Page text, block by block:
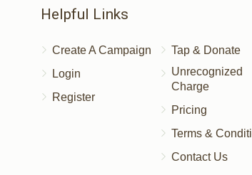
$18.00
$18.00
Helpful Links
Create A Campaign
Login
Register
Tap & Donate
Unrecognized
Charge
Pricing
Terms &
Contact Us